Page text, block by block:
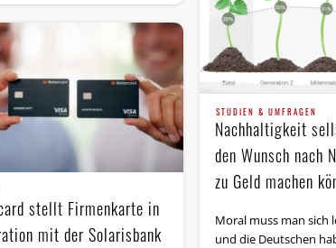
STUDIEN & UMFRAGEN
Nachhaltigkeit
den Wunsch nach
zu Geld machen
Moral muss man sich
und die Deutschen
stellt Firmenkarte in
mit der Solarisbank